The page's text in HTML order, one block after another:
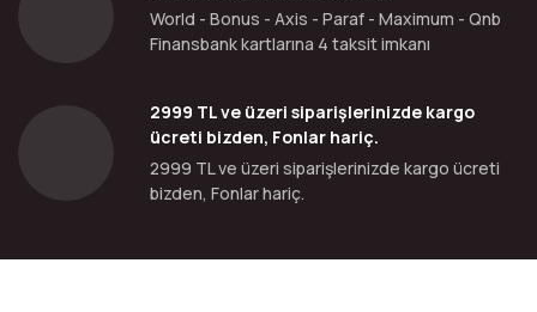
World - Bonus - Axis - Paraf - Maximum - Qnb
Finansbank kartlarına 4 taksit imkanı
2999 TL ve üzeri siparişlerinizde kargo
ücreti bizden, Fonlar hariç.
2999 TL ve üzeri siparişlerinizde kargo ücreti
bizden, Fonlar hariç.